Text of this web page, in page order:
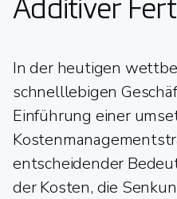
In der heutigen
schnelllebigen
Einführung einer
entscheidender
der Kosten, die